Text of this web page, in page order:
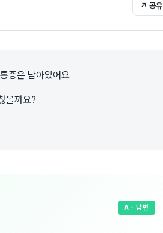
↗ 공유
증은 남아있어요
을까요?
A · 답변